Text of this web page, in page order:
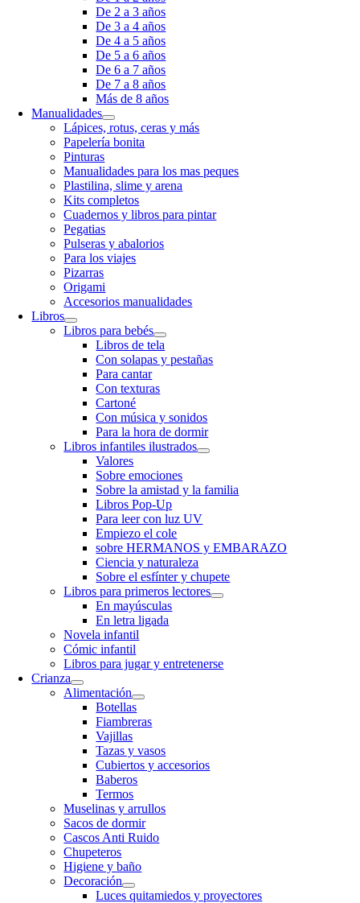
De 2 a 3 años
De 3 a 4 años
De 4 a 5 años
De 5 a 6 años
De 6 a 7 años
De 7 a 8 años
Más de 8 años
Manualidades
Lápices, rotus, ceras y más
Papelería bonita
Pinturas
Manualidades para los mas peques
Plastilina, slime y arena
Kits completos
Cuadernos y libros para pintar
Pegatias
Pulseras y abalorios
Para los viajes
Pizarras
Origami
Accesorios manualidades
Libros
Libros para bebés
Libros de tela
Con solapas y pestañas
Para cantar
Con texturas
Cartoné
Con música y sonidos
Para la hora de dormir
Libros infantiles ilustrados
Valores
Sobre emociones
Sobre la amistad y la familia
Libros Pop-Up
Para leer con luz UV
Empiezo el cole
sobre HERMANOS y EMBARAZO
Ciencia y naturaleza
Sobre el esfínter y chupete
Libros para primeros lectores
En mayúsculas
En letra ligada
Novela infantil
Cómic infantil
Libros para jugar y entretenerse
Crianza
Alimentación
Botellas
Fiambreras
Vajillas
Tazas y vasos
Cubiertos y accesorios
Baberos
Termos
Muselinas y arrullos
Sacos de dormir
Cascos Anti Ruido
Chupeteros
Higiene y baño
Decoración
Luces quitamiedos y proyectores